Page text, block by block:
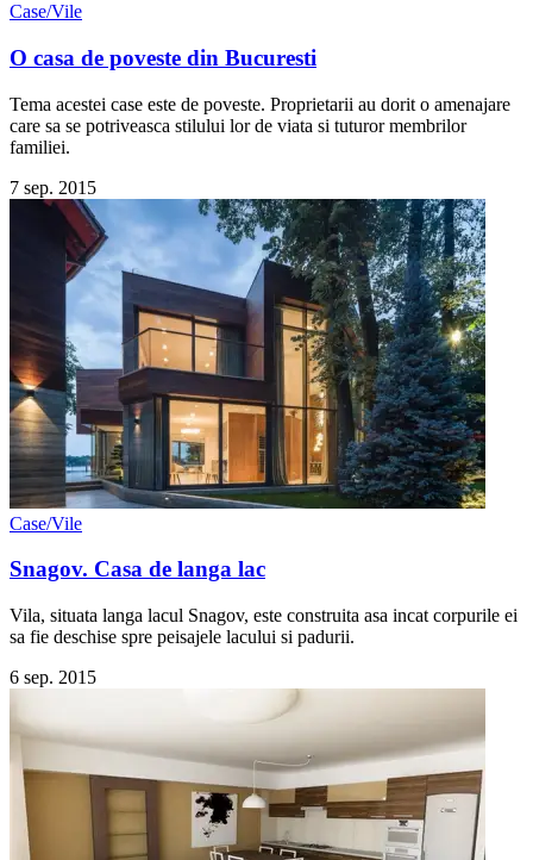
Case/Vile
O casa de poveste din Bucuresti
Tema acestei case este de poveste. Proprietarii au dorit o amenajare
care sa se potriveasca stilului lor de viata si tuturor membrilor
familiei.
7 sep. 2015
Case/Vile
Snagov. Casa de langa lac
Vila, situata langa lacul Snagov, este construita asa incat corpurile ei
sa fie deschise spre peisajele lacului si padurii.
6 sep. 2015